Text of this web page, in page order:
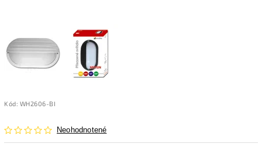
Kód: WH2606-BI
Neohodnotené